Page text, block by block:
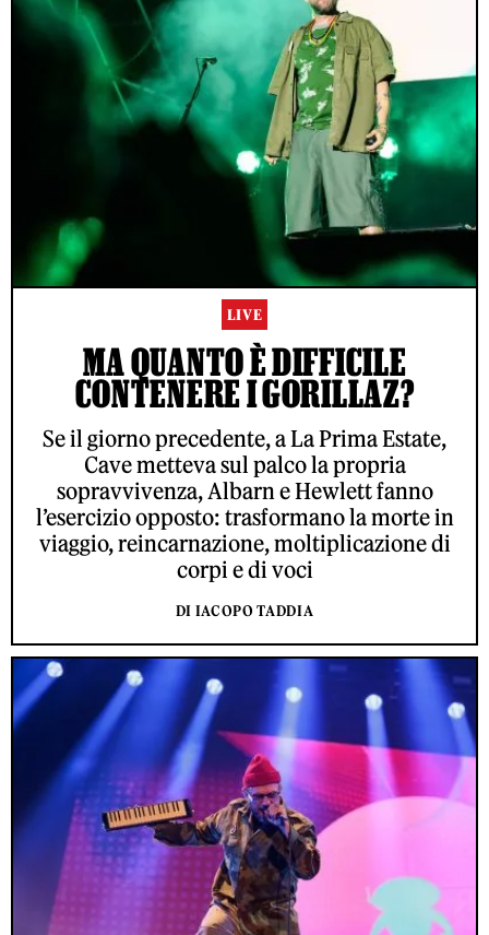
LIVE
MA QUANTO È DIFFICILE
CONTENERE I GORILLAZ?
Se il giorno precedente, a La Prima Estate,
Cave metteva sul palco la propria
sopravvivenza, Albarn e Hewlett fanno
l’esercizio opposto: trasformano la morte in
viaggio, reincarnazione, moltiplicazione di
corpi e di voci
DI IACOPO TADDIA